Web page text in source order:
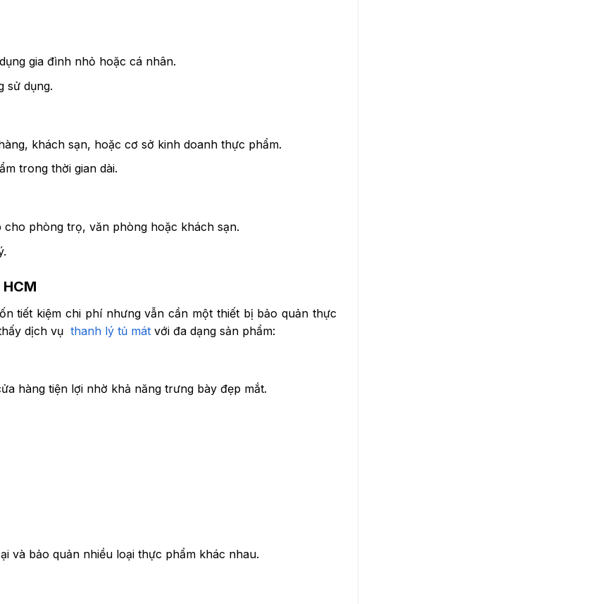
gia đình nhỏ hoặc cá nhân.
sử dụng.
khách sạn, hoặc cơ sở kinh doanh thực phẩm.
trong thời gian dài.
phòng trọ, văn phòng hoặc khách sạn.
tiết kiệm chi phí nhưng vẫn cần một thiết bị bảo quản thực
dịch vụ thanh lý tủ mát với đa dạng sản phẩm:
hàng tiện lợi nhờ khả năng trưng bày đẹp mắt.
và bảo quản nhiều loại thực phẩm khác nhau.